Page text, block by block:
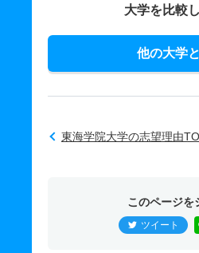
大学を比較
他の大学
東海学院大学の志望理由
このページを
ツイート